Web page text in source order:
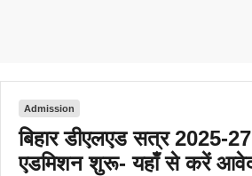
Admission
बिहार डीएलएड सत्र 2025-
एडमिशन शुरू- यहाँ से करें